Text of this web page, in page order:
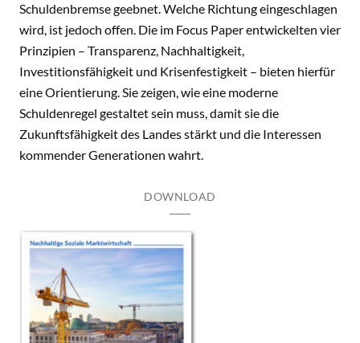
Schuldenbremse geebnet. Welche Richtung eingeschlagen
wird, ist jedoch offen. Die im Focus Paper entwickelten vier
Prinzipien – Transparenz, Nachhaltigkeit,
Investitionsfähigkeit und Krisenfestigkeit – bieten hierfür
eine Orientierung. Sie zeigen, wie eine moderne
Schuldenregel gestaltet sein muss, damit sie die
Zukunftsfähigkeit des Landes stärkt und die Interessen
kommender Generationen wahrt.
DOWNLOAD